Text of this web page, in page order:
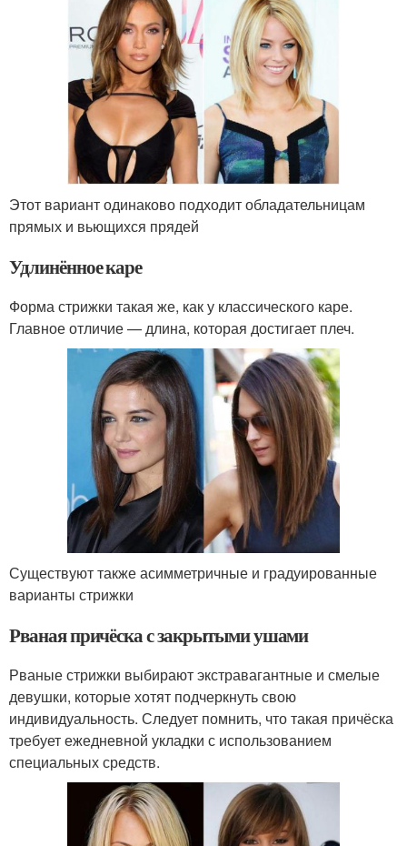
Этот вариант одинаково подходит обладательницам
прямых и вьющихся прядей
Удлинённое каре
Форма стрижки такая же, как у классического каре.
Главное отличие — длина, которая достигает плеч.
Существуют также асимметричные и градуированные
варианты стрижки
Рваная причёска с закрытыми ушами
Рваные стрижки выбирают экстравагантные и смелые
девушки, которые хотят подчеркнуть свою
индивидуальность. Следует помнить, что такая причёска
требует ежедневной укладки с использованием
специальных средств.